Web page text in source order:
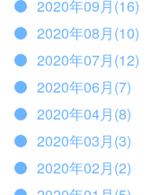
2020年09月(16)
2020年08月(10)
2020年07月(12)
2020年06月(7)
2020年04月(8)
2020年03月(3)
2020年02月(2)